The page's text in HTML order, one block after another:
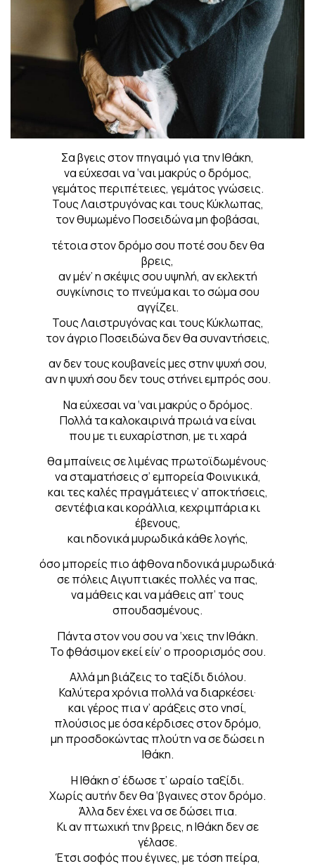
Σα βγεις στον πηγαιμό για την Ιθάκη,
να εύχεσαι να ‘ναι μακρύς ο δρόμος,
γεμάτος περιπέτειες, γεμάτος γνώσεις.
Τους Λαιστρυγόνας και τους Κύκλωπας,
τον θυμωμένο Ποσειδώνα μη φοβάσαι,
τέτοια στον δρόμο σου ποτέ σου δεν θα
βρεις,
αν μέν’ η σκέψις σου υψηλή, αν εκλεκτή
συγκίνησις το πνεύμα και το σώμα σου
αγγίζει.
Τους Λαιστρυγόνας και τους Κύκλωπας,
τον άγριο Ποσειδώνα δεν θα συναντήσεις,
αν δεν τους κουβανείς μες στην ψυχή σου,
αν η ψυχή σου δεν τους στήνει εμπρός σου.
Να εύχεσαι να ‘ναι μακρύς ο δρόμος.
Πολλά τα καλοκαιρινά πρωιά να είναι
που με τι ευχαρίστηση, με τι χαρά
θα μπαίνεις σε λιμένας πρωτοϊδωμένους·
να σταματήσεις σ’ εμπορεία Φοινικικά,
και τες καλές πραγμάτειες ν’ αποκτήσεις,
σεντέφια και κοράλλια, κεχριμπάρια κι
έβενους,
και ηδονικά μυρωδικά κάθε λογής,
όσο μπορείς πιο άφθονα ηδονικά μυρωδικά·
σε πόλεις Αιγυπτιακές πολλές να πας,
να μάθεις και να μάθεις απ’ τους
σπουδασμένους.
Πάντα στον νου σου να ‘χεις την Ιθάκη.
Το φθάσιμον εκεί είν’ ο προορισμός σου.
Αλλά μη βιάζεις το ταξίδι διόλου.
Καλύτερα χρόνια πολλά να διαρκέσει·
και γέρος πια ν’ αράξεις στο νησί,
πλούσιος με όσα κέρδισες στον δρόμο,
μη προσδοκώντας πλούτη να σε δώσει η
Ιθάκη.
Η Ιθάκη σ’ έδωσε τ’ ωραίο ταξίδι.
Χωρίς αυτήν δεν θα ‘βγαινες στον δρόμο.
Άλλα δεν έχει να σε δώσει πια.
Κι αν πτωχική την βρεις, η Ιθάκη δεν σε
γέλασε.
Έτσι σοφός που έγινες, με τόση πείρα,